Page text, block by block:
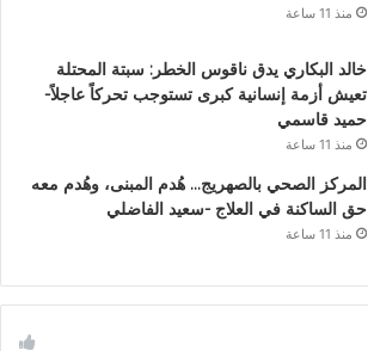
منذ 11 ساعة
خالد البكاري يدق ناقوس الخطر: سبتة المحتلة
تعيش أزمة إنسانية كبرى تستوجب تحركاً عاجلاً-
حميد قاسمي
منذ 11 ساعة
المركز الصحي بالصهريج… هُدم المبنى، وهُدم معه
حق الساكنة في العلاج -سعيد الفاضلي
منذ 11 ساعة